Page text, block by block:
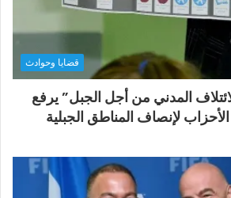
قضايا وحوادث
2026.. “الائتلاف المدني من أجل الجبل” يرفع
لإنصاف المناطق الجبلية